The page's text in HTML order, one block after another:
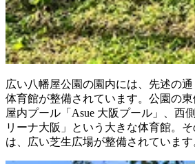
広い八幡屋公園の園内には、先述の
体育館が整備されています。公園の
屋内プール「Asue 大阪プール」、西
リーナ大阪」という大きな体育館。
は、広い芝生広場が整備されています